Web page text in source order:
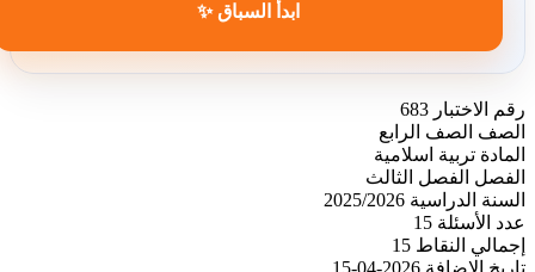
ابدأ السباق ✨
رقم الاختبار 683
الصف
الصف الرابع
المادة تربية اسلامية
الفصل
الفصل الثالث
السنة الدراسية 2025/2026
عدد الأسئلة 15
إجمالي النقاط 15
تاريخ الإضافة 2026-04-15